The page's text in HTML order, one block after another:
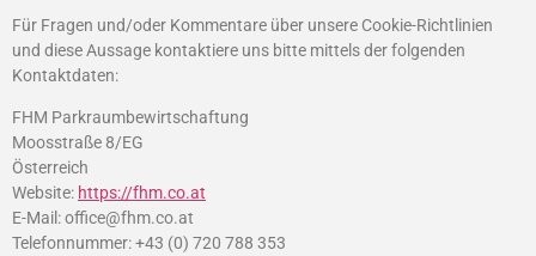
Für Fragen und/oder Kommentare über unsere Cookie-Richtlinien
und diese Aussage kontaktiere uns bitte mittels der folgenden
Kontaktdaten:
FHM Parkraumbewirtschaftung
Moosstraße 8/EG
Österreich
Website: https://fhm.co.at
E-Mail:office@fhm.co.at
Telefonnummer: +43 (0) 720 788 353